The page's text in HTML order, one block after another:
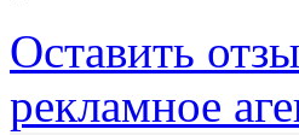
Оставить
рекламное